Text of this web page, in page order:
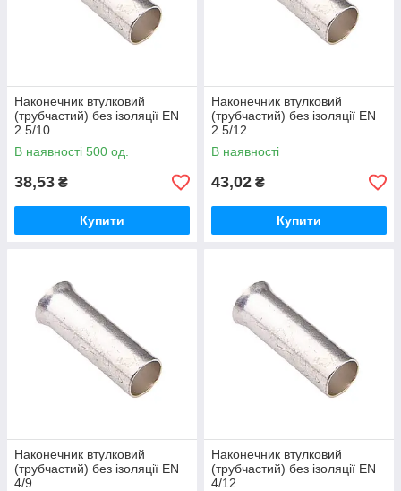
Наконечник втулковий
(трубчастий) без ізоляції EN
2.5/10
В наявності 500 од.
38,53 ₴
Купити
Наконечник втулковий
(трубчастий) без ізоляції EN
2.5/12
В наявності
43,02 ₴
Купити
Наконечник втулковий
(трубчастий) без ізоляції EN
4/9
Наконечник втулковий
(трубчастий) без ізоляції EN
4/12